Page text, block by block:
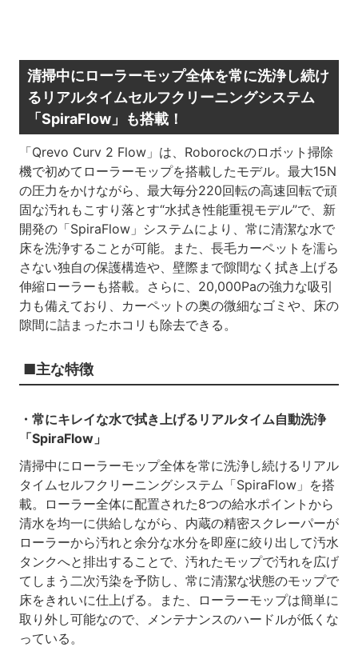
清掃中にローラーモップ全体を常に洗浄し続け
るリアルタイムセルフクリーニングシステム
「SpiraFlow」も搭載！
「Qrevo Curv 2 Flow」は、Roborockのロボット掃除
機で初めてローラーモップを搭載したモデル。最大15N
の圧力をかけながら、最大毎分220回転の高速回転で頑
固な汚れもこすり落とす“水拭き性能重視モデル”で、新
開発の「SpiraFlow」システムにより、常に清潔な水で
床を洗浄することが可能。また、長毛カーペットを濡ら
さない独自の保護構造や、壁際まで隙間なく拭き上げる
伸縮ローラーも搭載。さらに、20,000Paの強力な吸引
力も備えており、カーペットの奥の微細なゴミや、床の
隙間に詰まったホコリも除去できる。
■主な特徴
・常にキレイな水で拭き上げるリアルタイム自動洗浄
「SpiraFlow」
清掃中にローラーモップ全体を常に洗浄し続けるリアル
タイムセルフクリーニングシステム「SpiraFlow」を搭
載。ローラー全体に配置された8つの給水ポイントから
清水を均一に供給しながら、内蔵の精密スクレーパーが
ローラーから汚れと余分な水分を即座に絞り出して汚水
タンクへと排出することで、汚れたモップで汚れを広げ
てしまう二次汚染を予防し、常に清潔な状態のモップで
床をきれいに仕上げる。また、ローラーモップは簡単に
取り外し可能なので、メンテナンスのハードルが低くな
っている。